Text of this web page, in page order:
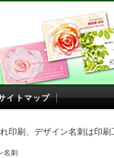
イトマップ
印刷、デザイン名刺は印
名刺